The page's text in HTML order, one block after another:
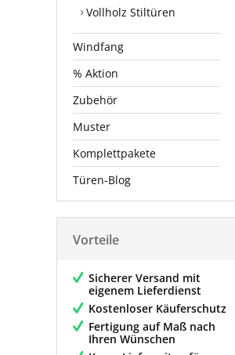
Vollholz Stiltüren
Windfang
% Aktion
Zubehör
Muster
Komplettpakete
Türen-Blog
Vorteile
Sicherer Versand mit
eigenem Lieferdienst
Kostenloser Käuferschutz
Fertigung auf Maß nach
Ihren Wünschen